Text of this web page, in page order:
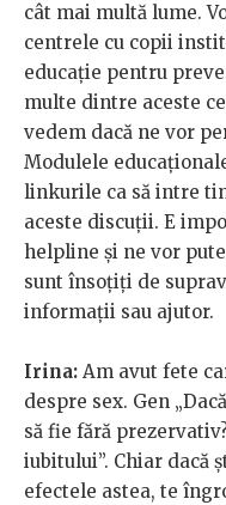
cât mai multă lume.
centrele cu copii
educație pentru
multe dintre aceste
vedem dacă ne vor
Modulele
linkurile ca să intre
aceste discuții. E
helpline și ne vor
sunt însoțiți de
informații sau ajutor.
Irina: Am avut fete
despre sex. Gen
să fie fără
iubitului”. Chiar dacă
efectele astea, te